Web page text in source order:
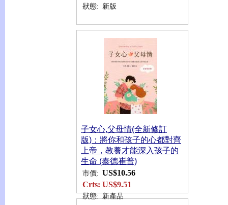
狀態: 新版
子女心,父母情(全新修訂
版)：將你和孩子的心都對齊
上帝，教養才能深入孩子的
生命 (泰德崔普)
市價: US$10.56
Crts: US$9.51
狀態: 新產品